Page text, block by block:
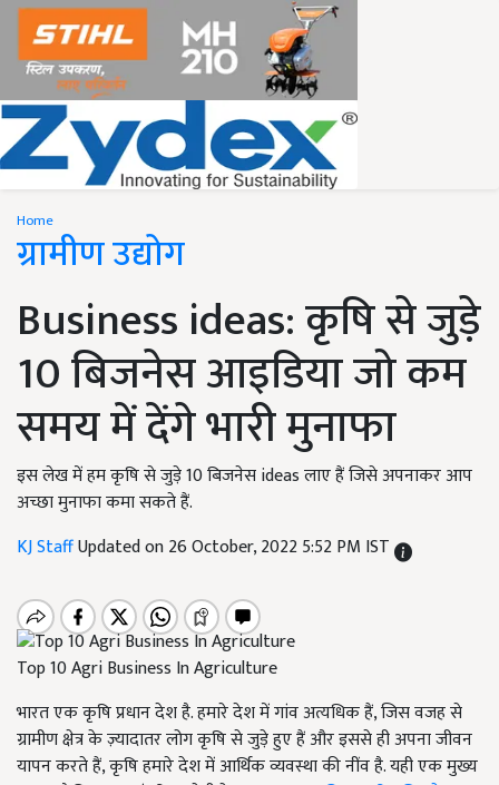
Home
ग्रामीण उद्योग
Business ideas: कृषि से जुड़े
10 बिजनेस आइडिया जो कम
समय में देंगे भारी मुनाफा
इस लेख में हम कृषि से जुड़े 10 बिजनेस ideas लाए हैं जिसे अपनाकर आप
अच्छा मुनाफा कमा सकते हैं.
KJ StaffUpdated on 26 October, 2022 5:52 PM IST
Top 10 Agri Business In Agriculture
भारत एक कृषि प्रधान देश है. हमारे देश में गांव अत्यधिक हैं, जिस वजह से
ग्रामीण क्षेत्र के ज़्यादातर लोग कृषि से जुड़े हुए हैं और इससे ही अपना जीवन
यापन करते हैं, कृषि हमारे देश में आर्थिक व्यवस्था की नींव है. यही एक मुख्य